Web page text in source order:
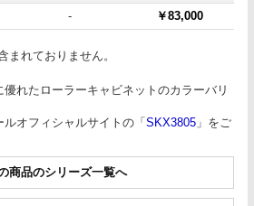
- ￥83,000
れておりません。
れたローラーキャビネットのカラーバリ
オフィシャルサイトの「 SKX3805 」をご
商品のシリーズ一覧へ